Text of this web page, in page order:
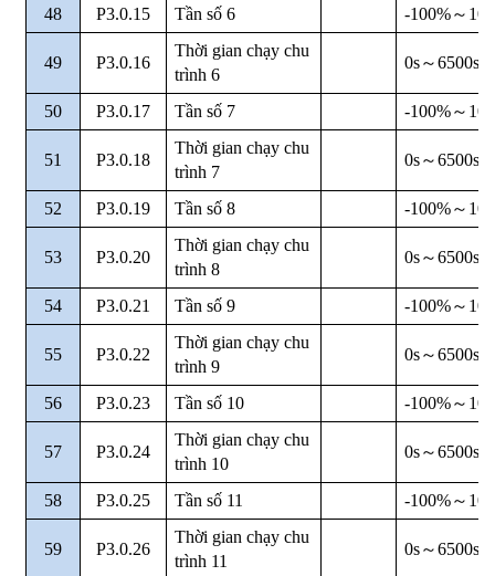
48 P3.0.15 Tần số 6 -100%～
49 P3.0.16
Thời gian chạy chu
trình 6
0s～6500s
50 P3.0.17 Tần số 7 -100%～
51 P3.0.18
Thời gian chạy chu
trình 7
0s～6500s
52 P3.0.19 Tần số 8 -100%～
53 P3.0.20
Thời gian chạy chu
trình 8
0s～6500s
54 P3.0.21 Tần số 9 -100%～
55 P3.0.22
Thời gian chạy chu
trình 9
0s～6500s
56 P3.0.23 Tần số 10 -100%～
57 P3.0.24
Thời gian chạy chu
trình 10
0s～6500s
58 P3.0.25 Tần số 11 -100%～
59 P3.0.26
Thời gian chạy chu
trình 11
0s～6500s